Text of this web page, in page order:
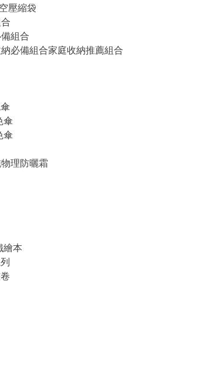
壓縮袋
組合
必備組合家庭收納推薦組合
傘
傘
理防曬霜
繪本